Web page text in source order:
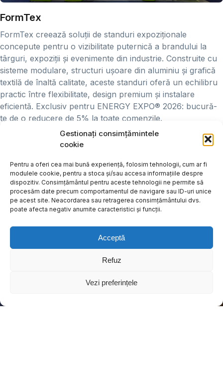
Gestionați consimțămintele
cookie
Pentru a oferi cea mai bună experiență, folosim tehnologii, cum ar fi
modulele cookie, pentru a stoca și/sau accesa informațiile despre
dispozitiv. Consimțământul pentru aceste tehnologii ne permite să
procesăm date precum comportamentul de navigare sau ID-uri unice
pe acest site. Neacordarea sau retragerea consimțământului dvs.
poate afecta negativ anumite caracteristici și funcții.
Acceptă
Refuz
Vezi preferințele
FormTex
FormTex creează soluții de standuri expoziționale
concepute pentru o vizibilitate puternică a brandului la
târguri, expoziții și evenimente din industrie. Construite cu
sisteme modulare, structuri ușoare din aluminiu și grafică
textilă de înaltă calitate, aceste standuri oferă un echilibru
practic între flexibilitate, design premium și instalare
eficientă. Exclusiv pentru ENERGY EXPO® 2026: bucură-
te de o reducere de 5% la toate comenzile.
Vizitează FormTex